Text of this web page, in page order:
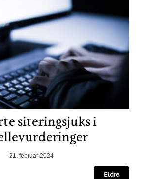
siteringsjuks i
21. februar 2024
Eldre